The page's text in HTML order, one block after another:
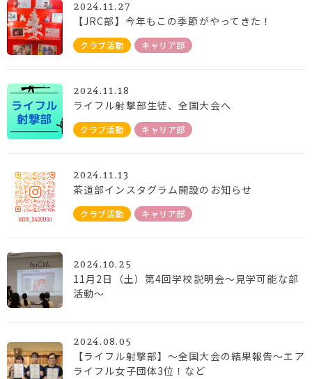
2024.11.27
【JRC部】今年もこの季節がやってきた！
クラブ活動 キャリア部
2024.11.18
ライフル射撃部生徒、全国大会へ
クラブ活動 キャリア部
2024.11.13
茶道部インスタグラム開設のお知らせ
クラブ活動 キャリア部
2024.10.25
11月2日（土）第4回学校説明会～見学可能な部
活動～
2024.08.05
【ライフル射撃部】～全国大会の結果報告～エア
ライフル女子団体3位！など